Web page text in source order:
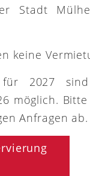
Stadt
keine
für 2027
möglich. Bitte
Anfragen ab.